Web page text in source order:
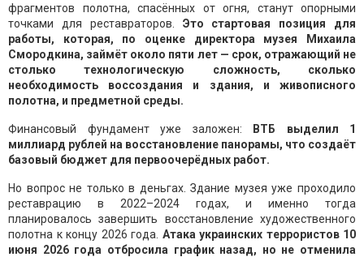
фрагментов полотна, спасённых от огня, станут опорными
точками для реставраторов.
Это стартовая позиция для
работы, которая, по оценке директора музея Михаила
Смородкина, займёт около пяти лет — срок, отражающий не
столько технологическую сложность, сколько
необходимость воссоздания и здания, и живописного
полотна, и предметной среды.
Финансовый фундамент уже заложен:
ВТБ выделил 1
миллиард рублей на восстановление панорамы, что создаёт
базовый бюджет для первоочерёдных работ.
Но вопрос не только в деньгах. Здание музея уже проходило
реставрацию в 2022–2024 годах, и именно тогда
планировалось завершить восстановление художественного
полотна к концу 2026 года. Атака украинских террористов 10
июня 2026 года отбросила график назад, но не отменила